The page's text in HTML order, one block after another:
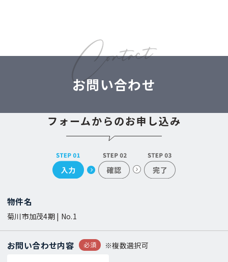
お問い合わせ
フォームからのお申し込み
物件名
菊川市加茂4期 | No.1
お問い合わせ内容 ※複数選択可
必須